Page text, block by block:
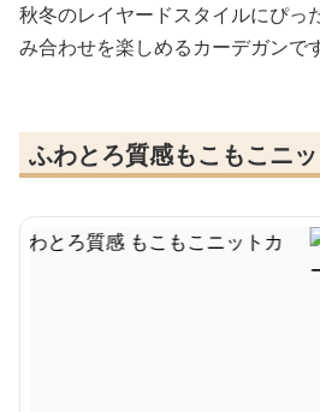
秋冬のレイヤードスタイルにぴっ
み合わせを楽しめるカーデガンです
ふわとろ質感もこもこニ